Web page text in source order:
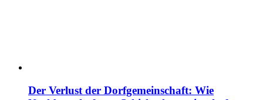
Der Verlust der Dorfgemeinschaft: Wie